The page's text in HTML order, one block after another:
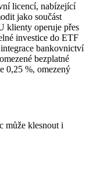
licencí, nabízející
jako součást
klienty operuje přes
investice do ETF
bankovnictví
bezplatné
0,25 %, omezený
může klesnout i